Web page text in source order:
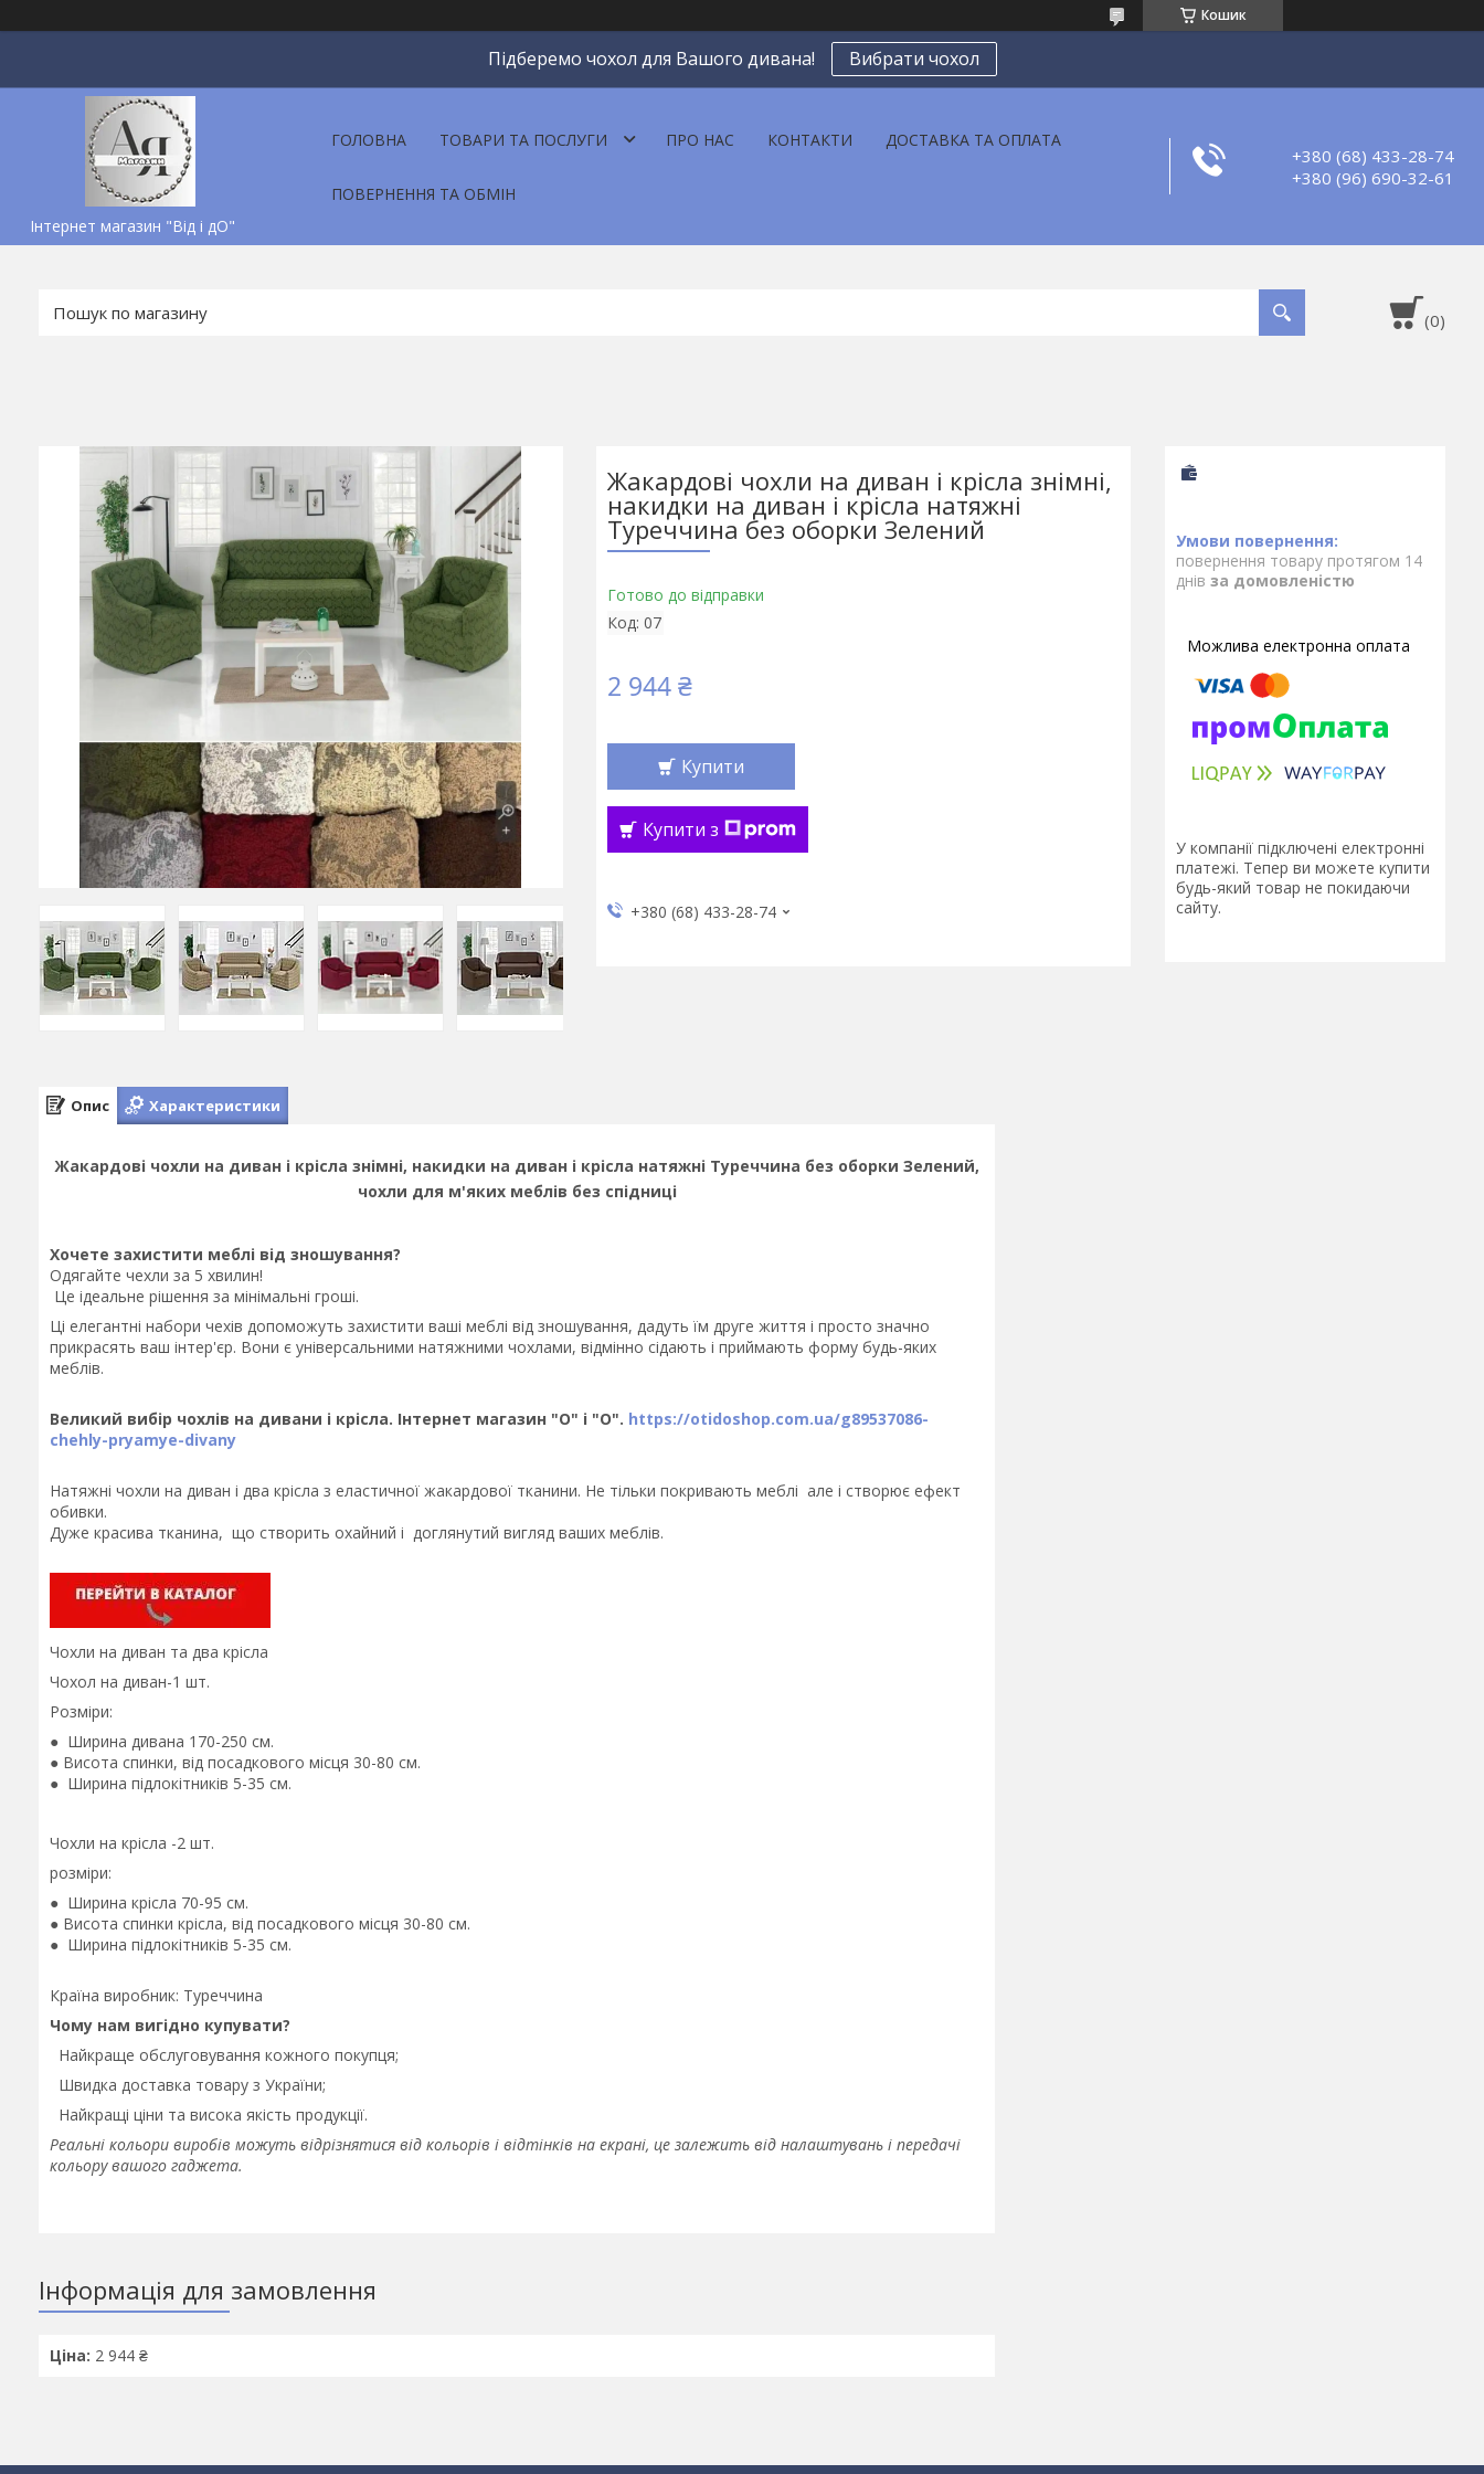
Кошик
Підберемо чохол для Вашого дивана! Вибрати чохол
Інтернет магазин "Від і дО"
ГОЛОВНА ТОВАРИ ТА ПОСЛУГИ ПРО НАС КОНТАКТИ ДОСТАВКА ТА ОПЛАТА
ПОВЕРНЕННЯ ТА ОБМІН
+380 (68) 433-28-74
+380 (96) 690-32-61
Жакардові чохли на диван і крісла знімні,
накидки на диван і крісла натяжні
Туреччина без оборки Зелений
Готово до відправки
Код: 07
2 944 ₴
Купити
Купити з
+380 (68) 433-28-74
повернення товару протягом 14
днів за домовленістю
У компанії підключені електронні
платежі. Тепер ви можете купити
будь-який товар не покидаючи
сайту.
Опис Характеристики
Жакардові чохли на диван і крісла знімні, накидки на диван і крісла натяжні Туреччина без оборки Зелений,
чохли для м'яких меблів без спідниці
Хочете захистити меблі від зношування?
Одягайте чехли за 5 хвилин!
Це ідеальне рішення за мінімальні гроші.
Ці елегантні набори чехів допоможуть захистити ваші меблі від зношування, дадуть їм друге життя і просто значно
прикрасять ваш інтер'єр. Вони є універсальними натяжними чохлами, відмінно сідають і приймають форму будь-яких
меблів.
Великий вибір чохлів на дивани і крісла. Інтернет магазин "О" і "О". https://otidoshop.com.ua/g89537086-
chehly-pryamye-divany
Натяжні чохли на диван і два крісла з еластичної жакардової тканини. Не тільки покривають меблі але і створює ефект
обивки.
Дуже красива тканина, що створить охайний і доглянутий вигляд ваших меблів.
Чохли на диван та два крісла
Чохол на диван-1 шт.
Розміри:
● Ширина дивана 170-250 см.
● Висота спинки, від посадкового місця 30-80 см.
● Ширина підлокітників 5-35 см.
Чохли на крісла -2 шт.
розміри:
● Ширина крісла 70-95 см.
● Висота спинки крісла, від посадкового місця 30-80 см.
● Ширина підлокітників 5-35 см.
Країна виробник: Туреччина
Чому нам вигідно купувати?
Найкраще обслуговування кожного покупця;
Швидка доставка товару з України;
Найкращі ціни та висока якість продукції.
Реальні кольори виробів можуть відрізнятися від кольорів і відтінків на екрані, це залежить від налаштувань і передачі
кольору вашого гаджета.
Інформація для замовлення
Ціна: 2 944 ₴